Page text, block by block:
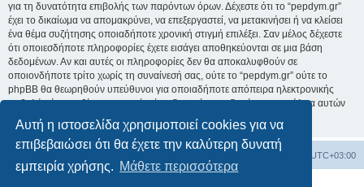
Αυτή η ιστοσελίδα χρησιμοποιεί cookies για να
επιβεβαιώσει ότι θα έχετε την καλύτερη δυνατή
εμπειρία χρήσης. Μάθετε περισσότερα
για τη δυνατότητα επιβολής των παρόντων όρων. Δέχεστε ότι το “pepdym.gr”
έχει το δικαίωμα να απομακρύνει, να επεξεργαστεί, να μετακινήσει ή να κλείσει
ένα θέμα συζήτησης οποιαδήποτε χρονική στιγμή επιλέξει. Σαν μέλος δέχεστε
ότι οποιεσδήποτε πληροφορίες έχετε εισάγει αποθηκεύονται σε μια βάση
δεδομένων. Αν και αυτές οι πληροφορίες δεν θα αποκαλυφθούν σε
οποιονδήποτε τρίτο χωρίς τη συναίνεσή σας, ούτε το “pepdym.gr” ούτε το
phpBB θα θεωρηθούν υπεύθυνοι για οποιαδήποτε απόπειρα ηλεκτρονικής
εισβολής ή παραβίασης η οποία είναι δυνατόν να οδηγήσει σε απώλεια αυτών
των δεδομένων.
UTC+03:00